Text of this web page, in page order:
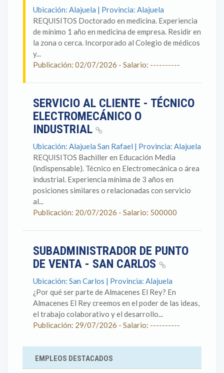
Ubicación: Alajuela | Provincia: Alajuela
REQUISITOS Doctorado en medicina. Experiencia
de mínimo 1 año en medicina de empresa. Residir en
la zona o cerca. Incorporado al Colegio de médicos
y...
Publicación: 02/07/2026 - Salario: ----------
SERVICIO AL CLIENTE - TÉCNICO
ELECTROMECÁNICO O
INDUSTRIAL
Ubicación: Alajuela San Rafael | Provincia: Alajuela
REQUISITOS Bachiller en Educación Media
(indispensable). Técnico en Electromecánica o área
industrial. Experiencia mínima de 3 años en
posiciones similares o relacionadas con servicio
al...
Publicación: 20/07/2026 - Salario: 500000
SUBADMINISTRADOR DE PUNTO
DE VENTA - SAN CARLOS
Ubicación: San Carlos | Provincia: Alajuela
¿Por qué ser parte de Almacenes El Rey? En
Almacenes El Rey creemos en el poder de las ideas,
el trabajo colaborativo y el desarrollo...
Publicación: 29/07/2026 - Salario: ----------
EMPLEOS DESTACADOS